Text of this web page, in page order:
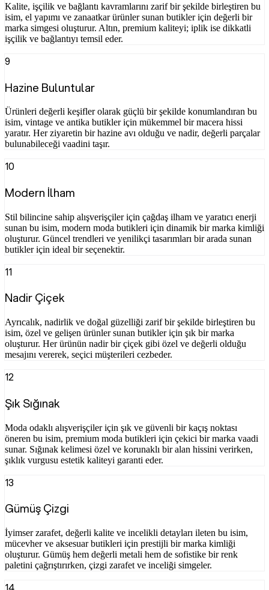
Kalite, işçilik ve bağlantı kavramlarını zarif bir şekilde birleştiren bu
isim, el yapımı ve zanaatkar ürünler sunan butikler için değerli bir
marka simgesi oluşturur. Altın, premium kaliteyi; iplik ise dikkatli
işçilik ve bağlantıyı temsil eder.
9
Hazine Buluntular
Ürünleri değerli keşifler olarak güçlü bir şekilde konumlandıran bu
isim, vintage ve antika butikler için mükemmel bir macera hissi
yaratır. Her ziyaretin bir hazine avı olduğu ve nadir, değerli parçalar
bulunabileceği vaadini taşır.
10
Modern İlham
Stil bilincine sahip alışverişçiler için çağdaş ilham ve yaratıcı enerji
sunan bu isim, modern moda butikleri için dinamik bir marka kimliği
oluşturur. Güncel trendleri ve yenilikçi tasarımları bir arada sunan
butikler için ideal bir seçenektir.
11
Nadir Çiçek
Ayrıcalık, nadirlik ve doğal güzelliği zarif bir şekilde birleştiren bu
isim, özel ve gelişen ürünler sunan butikler için şık bir marka
oluşturur. Her ürünün nadir bir çiçek gibi özel ve değerli olduğu
mesajını vererek, seçici müşterileri cezbeder.
12
Şık Sığınak
Moda odaklı alışverişçiler için şık ve güvenli bir kaçış noktası
öneren bu isim, premium moda butikleri için çekici bir marka vaadi
sunar. Sığınak kelimesi özel ve korunaklı bir alan hissini verirken,
şıklık vurgusu estetik kaliteyi garanti eder.
13
Gümüş Çizgi
İyimser zarafet, değerli kalite ve incelikli detayları ileten bu isim,
mücevher ve aksesuar butikleri için prestijli bir marka kimliği
oluşturur. Gümüş hem değerli metali hem de sofistike bir renk
paletini çağrıştırırken, çizgi zarafet ve inceliği simgeler.